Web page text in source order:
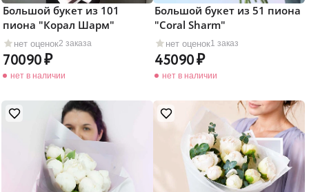
нет оценок2 заказа
Большой букет из 101
пиона "Корал Шарм"
70090
нет в наличии
нет оценок1 заказ
Большой букет из 51 пиона
"Coral Sharm"
45090
нет в наличии